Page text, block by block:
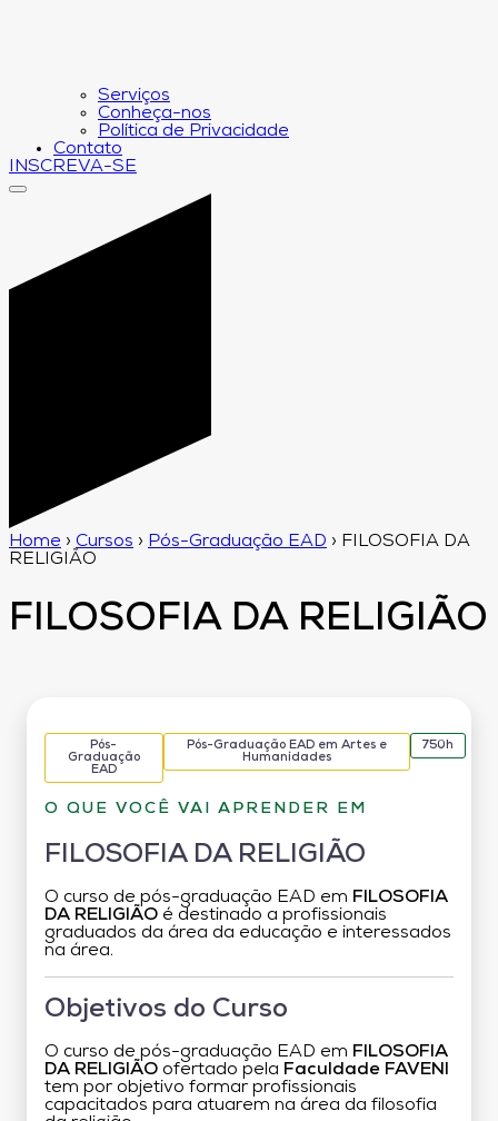
Serviços
Conheça-nos
Política de Privacidade
Contato
INSCREVA-SE
Home › Cursos › Pós-Graduação EAD › FILOSOFIA DA
RELIGIÃO
FILOSOFIA DA RELIGIÃO
Pós-
Graduação
EAD
Pós-Graduação EAD em Artes e
Humanidades
750h
O QUE VOCÊ VAI APRENDER EM
FILOSOFIA DA RELIGIÃO
O curso de pós-graduação EAD em FILOSOFIA
DA RELIGIÃO é destinado a profissionais
graduados da área da educação e interessados
na área.
Objetivos do Curso
O curso de pós-graduação EAD em FILOSOFIA
DA RELIGIÃO ofertado pela Faculdade FAVENI
tem por objetivo formar profissionais
capacitados para atuarem na área da filosofia